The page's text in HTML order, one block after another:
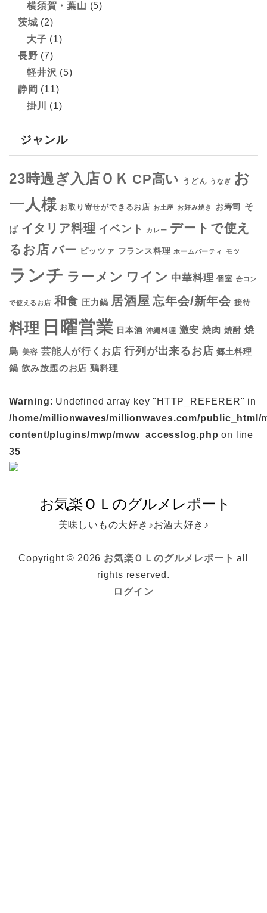
横須賀・葉山 (5)
茨城 (2)
大子 (1)
長野 (7)
軽井沢 (5)
静岡 (11)
掛川
(1)
ジャンル
23時過ぎ入店ＯＫ CP高い うどん うなぎ お
一人様 お取り寄せができるお店 お土産 お好み焼き お寿司 そ
ば イタリア料理 イベント カレー デートで使え
るお店 バー ピッツァ フランス料理 ホームパーティ モツ
ランチ ラーメン ワイン 中華料理 個室 合コン
で使えるお店 和食 圧力鍋 居酒屋 忘年会/新年会 接待
料理 日曜営業 日本酒 沖縄料理 激安 焼肉 焼酎 焼
鳥 美容 芸能人が行くお店 行列が出来るお店 郷土料理
鍋 飲み放題のお店 鶏料理
Warning: Undefined array key "HTTP_REFERER" in
/home/millionwaves/millionwaves.com/public_html/
content/plugins/mwp/mww_accesslog.php on line
35
美味しいもの大好き♪お酒大好き♪
Copyright © 2026 お気楽ＯＬのグルメレポート all
rights reserved.
ログイン